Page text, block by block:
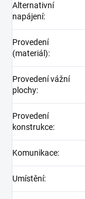
Alternativní
napájení:
Provedení
(materiál):
Provedení vážní
plochy:
Provedení
konstrukce:
Komunikace:
Umístění: